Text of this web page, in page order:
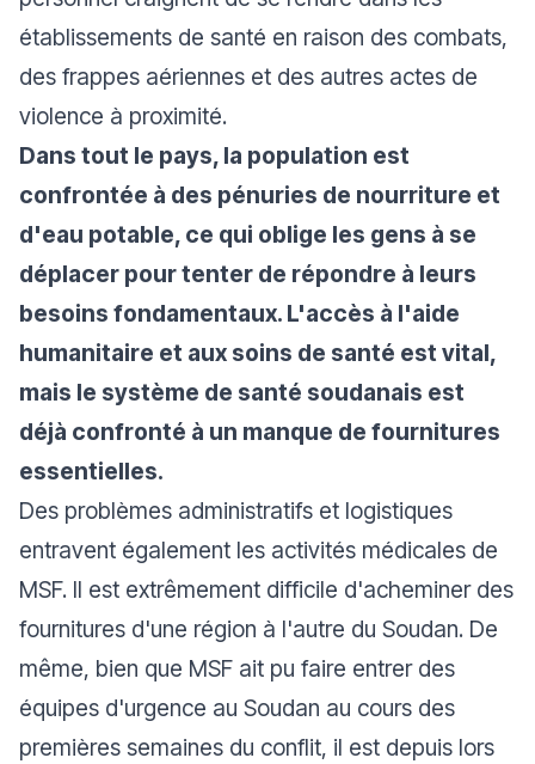
établissements de santé en raison des combats,
des frappes aériennes et des autres actes de
violence à proximité.
Dans tout le pays, la population est
confrontée à des pénuries de nourriture et
d'eau potable, ce qui oblige les gens à se
déplacer pour tenter de répondre à leurs
besoins fondamentaux. L'accès à l'aide
humanitaire et aux soins de santé est vital,
mais le système de santé soudanais est
déjà confronté à un manque de fournitures
essentielles.
Des problèmes administratifs et logistiques
entravent également les activités médicales de
MSF. Il est extrêmement difficile d'acheminer des
fournitures d'une région à l'autre du Soudan. De
même, bien que MSF ait pu faire entrer des
équipes d'urgence au Soudan au cours des
premières semaines du conflit, il est depuis lors